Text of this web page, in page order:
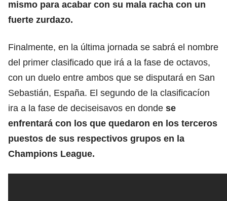
mismo para acabar con su mala racha con un
fuerte zurdazo.
Finalmente, en la última jornada se sabrá el nombre
del primer clasificado que irá a la fase de octavos,
con un duelo entre ambos que se disputará en San
Sebastián, España. El segundo de la clasificacíon
ira a la fase de deciseisavos en donde se
enfrentará con los que quedaron en los terceros
puestos de sus respectivos grupos en la
Champions League.